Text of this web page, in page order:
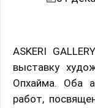
ASKERI
выставку
Опхайма. Оба
работ,